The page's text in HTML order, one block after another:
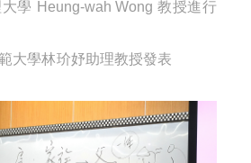
學 Heung-wah Wong 教授進行
大學林玠妤助理教授發表